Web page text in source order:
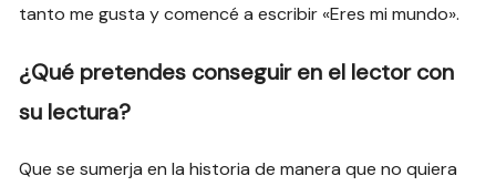
tanto me gusta y comencé a escribir «Eres mi mundo».
¿Qué pretendes conseguir en el lector con
su lectura?
Que se sumerja en la historia de manera que no quiera